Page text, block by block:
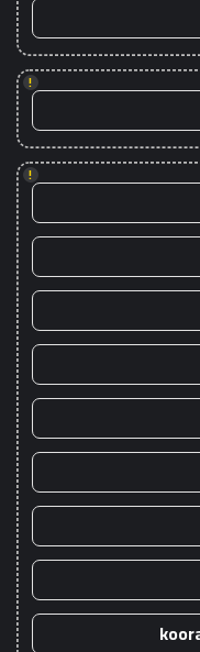
!
!